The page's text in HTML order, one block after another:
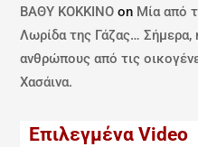
ΒΑΘΥ ΚΟΚΚΙΝΟ on Μία από
Λωρίδα της Γάζας… Σήμερα,
ανθρώπους από τις
Χασάινα.
Επιλεγμένα Video